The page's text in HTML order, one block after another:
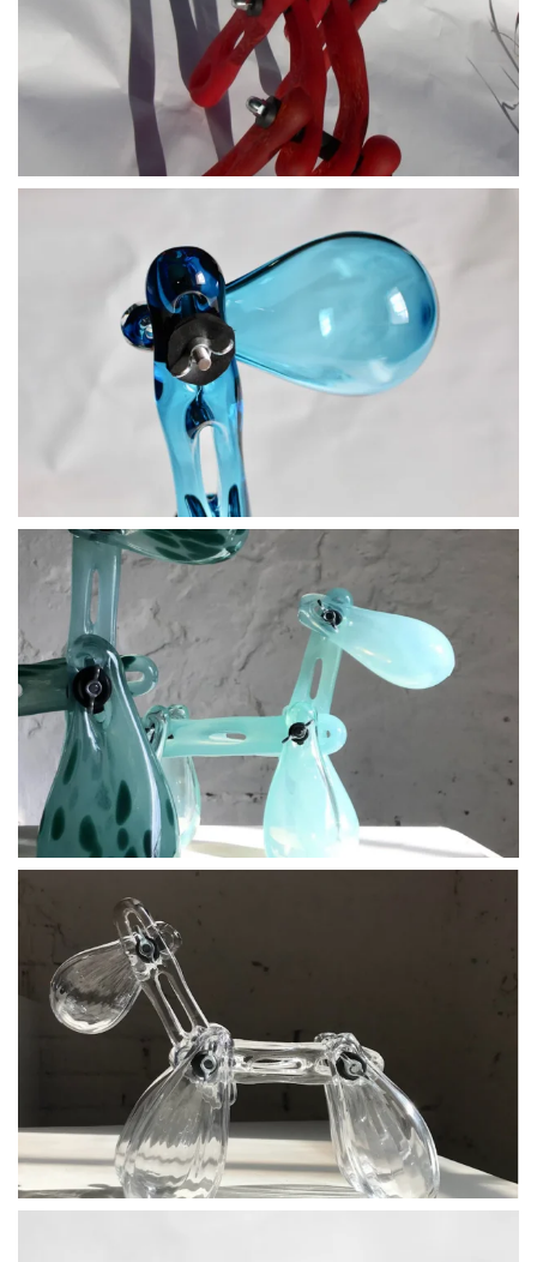
BLÄDDRA I GALLERI
BLÄDDRA I GALLERI
BLÄDDRA I GALLERI
BLÄDDRA I GALLERI